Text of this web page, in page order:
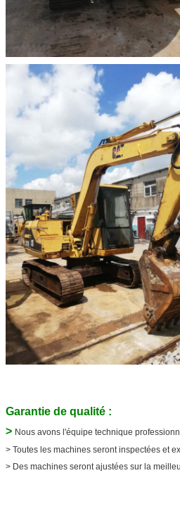
Garantie de qualité :
> Nous avons l'équipe technique
> Toutes les machines seront inspectées et
> Des machines seront ajustées sur la